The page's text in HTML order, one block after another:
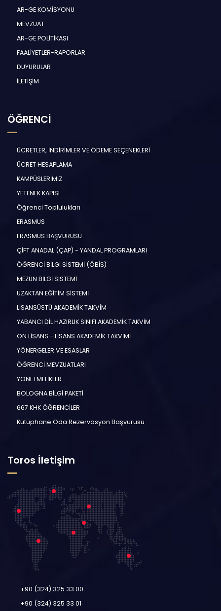
AR-GE KOMİSYONU
MEVZUAT
AR-GE POLİTİKASI
FAALİYETLER-RAPORLAR
DUYURULAR
İLETİŞİM
ÖĞRENCİ
ÜCRETLER, İNDİRİMLER VE ÖDEME SEÇENEKLERİ
ÜCRET HESAPLAMA
KAMPÜSLERİMİZ
YETENEK KAPISI
Öğrenci Toplulukları
ERASMUS
ERASMUS BAŞVURUSU
ÇİFT ANADAL (ÇAP) - YANDAL PROGRAMLARI
ÖĞRENCİ BİLGİ SİSTEMİ (ÖBİS)
MEZUN BİLGİ SİSTEMİ
UZAKTAN EĞİTİM SİSTEMİ
LİSANSÜSTÜ AKADEMİK TAKVİM
YABANCI DİL HAZIRLIK SINIFI AKADEMİK TAKVİM
ÖN LİSANS - LİSANS AKADEMİK TAKVİMİ
YÖNERGELER VE ESASLAR
ÖĞRENCİ MEVZUATLARI
YÖNETMELİKLER
BOLOGNA BİLGİ PAKETİ
667 KHK ÖĞRENCİLER
Kütüphane Oda Rezervasyon Başvurusu
Toros İletişim
+90 (324) 325 33 00
+90 (324) 325 33 01